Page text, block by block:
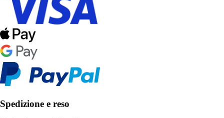
Spedizione e reso